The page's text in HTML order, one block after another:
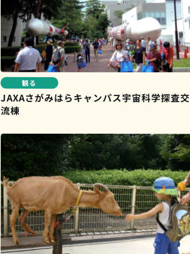
観る
JAXAさがみはらキャンパス宇宙科学探査交
流棟